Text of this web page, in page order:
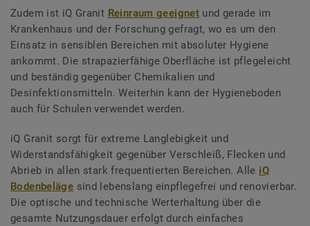
Zudem ist iQ Granit Reinraum geeignet und gerade im
Krankenhaus und der Forschung gefragt, wo es um den
Einsatz in sensiblen Bereichen mit absoluter Hygiene
ankommt. Die strapazierfähige Oberfläche ist pflegeleicht
und beständig gegenüber Chemikalien und
Desinfektionsmitteln. Weiterhin kann der Hygieneboden
auch für Schulen verwendet werden.
iQ Granit sorgt für extreme Langlebigkeit und
Widerstandsfähigkeit gegenüber Verschleiß, Flecken und
Abrieb in allen stark frequentierten Bereichen. Alle iQ
Bodenbeläge sind lebenslang einpflegefrei und renovierbar.
Die optische und technische Werterhaltung über die
gesamte Nutzungsdauer erfolgt durch einfaches